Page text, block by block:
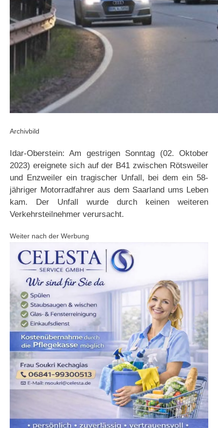
Archivbild
Idar-Oberstein: Am gestrigen Sonntag (02. Oktober
2023) ereignete sich auf der B41 zwischen Rötsweiler
und Enzweiler ein tragischer Unfall, bei dem ein 58-
jähriger Motorradfahrer aus dem Saarland ums Leben
kam. Der Unfall wurde durch keinen weiteren
Verkehrsteilnehmer verursacht.
Weiter nach der Werbung